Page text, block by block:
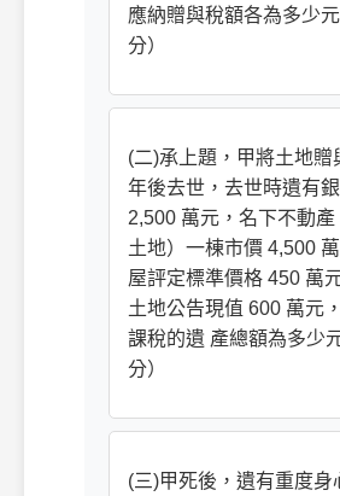
應納贈與稅額各為多少
分）
(二)承上題，甲將土地贈
年後去世，去世時遺有
2,500 萬元，名下不動
土地）一棟市價 4,500
屋評定標準價格 450 萬
土地公告現值 600 萬元
課稅的遺 產總額為多少
分）
(三)甲死後，遺有重度身